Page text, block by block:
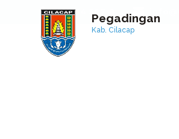
+1 234 567 8Pegadingan
Kab. Cilacap